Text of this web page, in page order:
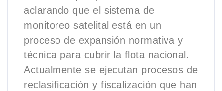
aclarando que el sistema de
monitoreo satelital está en un
proceso de expansión normativa y
técnica para cubrir la flota nacional.
Actualmente se ejecutan procesos de
reclasificación y fiscalización que han